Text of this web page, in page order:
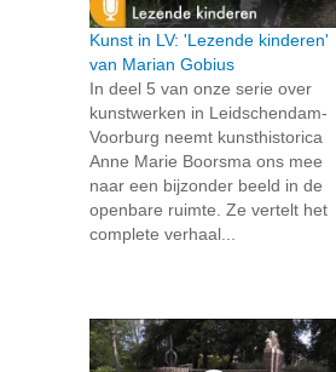
Kunst in LV: 'Lezende kinderen'
van Marian Gobius
In deel 5 van onze serie over
kunstwerken in Leidschendam-
Voorburg neemt kunsthistorica
Anne Marie Boorsma ons mee
naar een bijzonder beeld in de
openbare ruimte. Ze vertelt het
complete verhaal...